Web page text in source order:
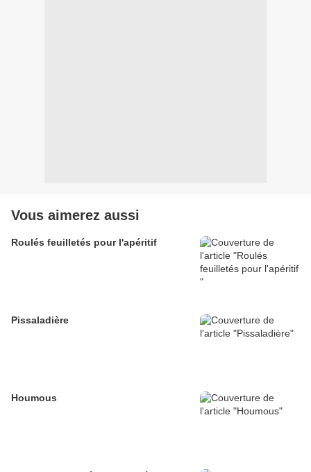
Vous aimerez aussi
Roulés feuilletés pour l'apéritif
Pissaladière
Houmous